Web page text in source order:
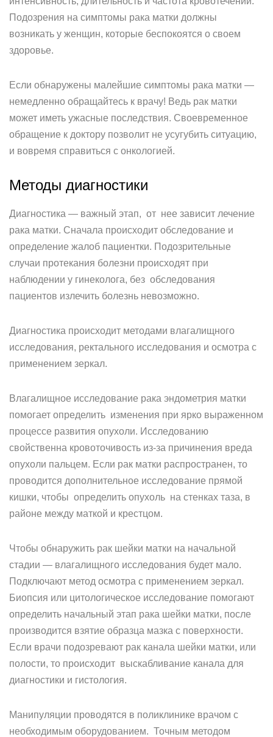
Подозрения на симптомы рака матки должны
возникать у женщин, которые беспокоятся о своем
здоровье.
Если обнаружены малейшие симптомы рака матки —
немедленно обращайтесь к врачу! Ведь рак матки
может иметь ужасные последствия. Своевременное
обращение к доктору позволит не усугубить ситуацию,
и вовремя справиться с онкологией.
Методы диагностики
Диагностика — важный этап, от нее зависит лечение
рака матки. Сначала происходит обследование и
определение жалоб пациентки. Подозрительные
случаи протекания болезни происходят при
наблюдении у гинеколога, без обследования
пациентов излечить болезнь невозможно.
Диагностика происходит методами влагалищного
исследования, ректального исследования и осмотра с
применением зеркал.
Влагалищное исследование рака эндометрия матки
помогает определить изменения при ярко выраженном
процессе развития опухоли. Исследованию
свойственна кровоточивость из-за причинения вреда
опухоли пальцем. Если рак матки распространен, то
проводится дополнительное исследование прямой
кишки, чтобы определить опухоль на стенках таза, в
районе между маткой и крестцом.
Чтобы обнаружить рак шейки матки на начальной
стадии — влагалищного исследования будет мало.
Подключают метод осмотра с применением зеркал.
Биопсия или цитологическое исследование помогают
определить начальный этап рака шейки матки, после
производится взятие образца мазка с поверхности.
Если врачи подозревают рак канала шейки матки, или
полости, то происходит выскабливание канала для
диагностики и гистология.
Манипуляции проводятся в поликлинике врачом с
необходимым оборудованием. Точным методом